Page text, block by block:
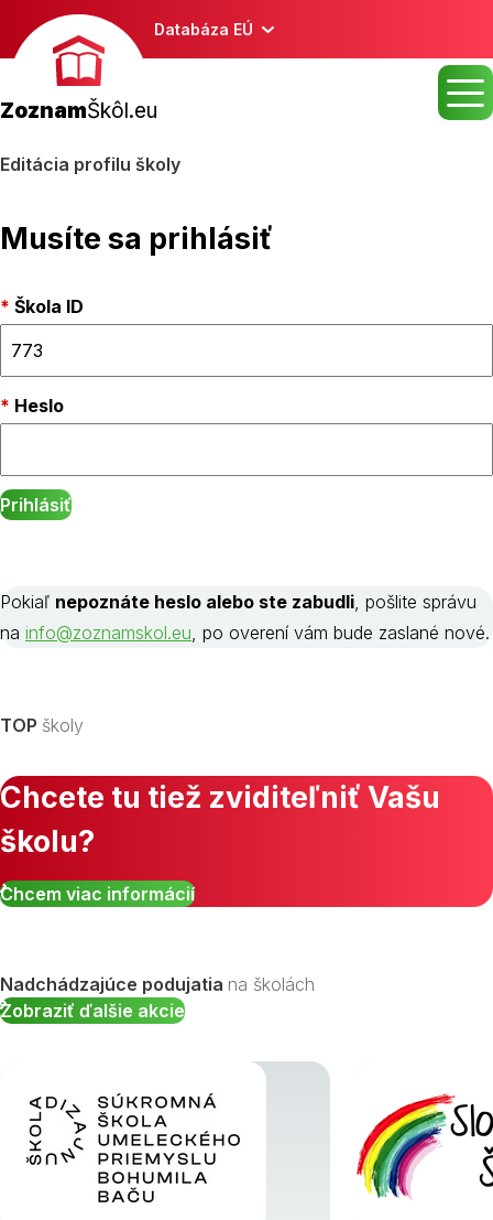
Databáza EÚ
ZoznamŠkôl.eu
Editácia profilu školy
Musíte sa prihlásiť
Škola ID
Heslo
Pokiaľ nepoznáte heslo alebo ste zabudli, pošlite správu
na info@zoznamskol.eu, po overení vám bude zaslané nové.
TOP školy
Chcete tu tiež zviditeľniť Vašu
školu?
Chcem viac informácií
Nadchádzajúce podujatia na školách
Zobraziť ďalšie akcie